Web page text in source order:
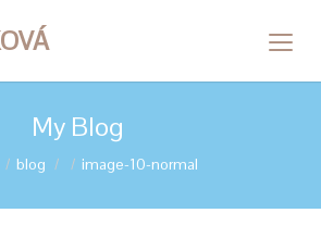
My Blog
blog image-10-normal